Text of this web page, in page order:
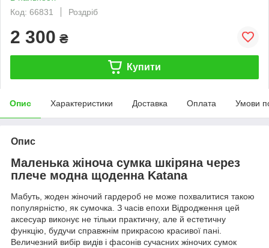
Код: 66831
Роздріб
2 300 ₴
Купити
Опис Характеристики Доставка Оплата Умови
Опис
Маленька жіноча сумка шкіряна через
плече модна щоденна Katana
Мабуть, жоден жіночий гардероб не може похвалитися такою
популярністю, як сумочка. З часів епохи Відродження цей
аксесуар виконує не тільки практичну, але й естетичну
функцію, будучи справжнім прикрасою красивої пані.
Величезний вибір видів і фасонів сучасних жіночих сумок